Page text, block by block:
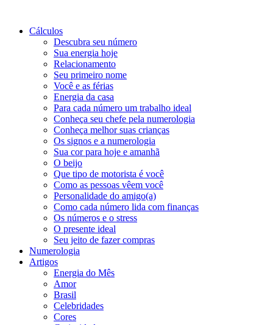
Cálculos
Descubra seu número
Sua energia hoje
Relacionamento
Seu primeiro nome
Você e as férias
Energia da casa
Para cada número um trabalho ideal
Conheça seu chefe pela numerologia
Conheça melhor suas crianças
Os signos e a numerologia
Sua cor para hoje e amanhã
O beijo
Que tipo de motorista é você
Como as pessoas vêem você
Personalidade do amigo(a)
Como cada número lida com finanças
Os números e o stress
O presente ideal
Seu jeito de fazer compras
Numerologia
Artigos
Energia do Mês
Amor
Brasil
Celebridades
Cores